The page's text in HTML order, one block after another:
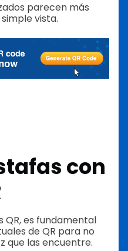
parecen más
vista.
con
QR, es fundamental
de QR para no
que las encuentre.